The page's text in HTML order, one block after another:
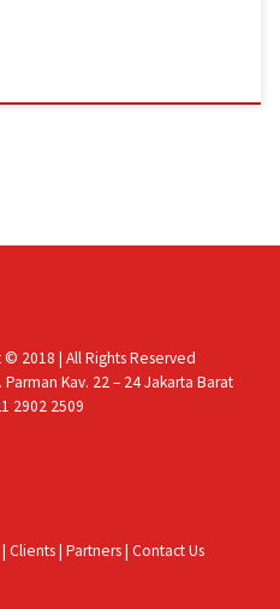
© 2018 | All Rights Reserved
Parman Kav. 22 – 24 Jakarta Barat
2902 2509
| Clients| Partners| Contact Us